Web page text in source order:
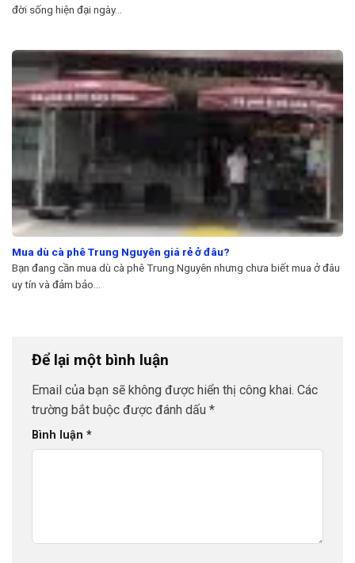
đời sống hiện đại ngày...
Mua dù cà phê Trung Nguyên giá rẻ ở đâu?
Bạn đang cần mua dù cà phê Trung Nguyên nhưng chưa biết mua ở đâu
uy tín và đảm bảo...
Để lại một bình luận
Email của bạn sẽ không được hiển thị công khai. Các
trường bắt buộc được đánh dấu *
Bình luận *